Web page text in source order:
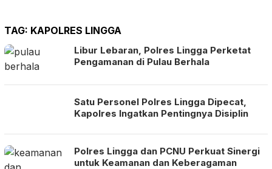
TAG: KAPOLRES LINGGA
Libur Lebaran, Polres Lingga Perketat
Pengamanan di Pulau Berhala
Satu Personel Polres Lingga Dipecat,
Kapolres Ingatkan Pentingnya Disiplin
Polres Lingga dan PCNU Perkuat Sinergi
untuk Keamanan dan Keberagaman